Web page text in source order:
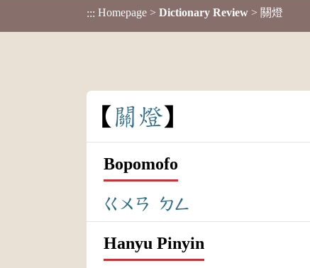
::: Homepage > Dictionary Review > 關燈
關燈
Bopomofo
ㄍㄨㄢ ㄉㄥ
Hanyu Pinyin